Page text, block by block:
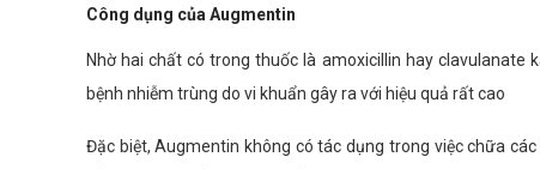
Công dụng của Augmentin
Nhờ hai chất có trong thuốc là amoxicillin hay
bệnh nhiễm trùng do vi khuẩn gây ra với hiệu quả rất cao
Đặc biệt, Augmentin không có tác dụng trong việc chữa